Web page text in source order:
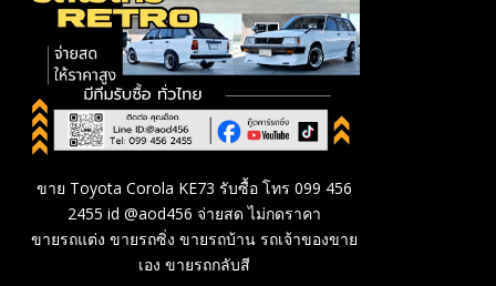
ขาย Toyota Corola KE73 รับซื้อ โทร 099 456
2455 id @aod456 จ่ายสด ไม่กดราคา
ขายรถแต่ง ขายรถซิ่ง ขายรถบ้าน รถเจ้าของขาย
เอง ขายรถกลับสี